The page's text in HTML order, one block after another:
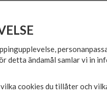
Vit långärmad skjorta i stora
Bröstficka.
250 g/m²
3XL = Skjortstrl 47/48
detta ändamål samlar vi in
cookies du tillåter och